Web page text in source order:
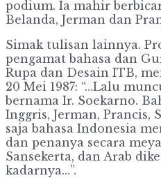
podium. Ia mahir
Belanda, Jerman dan
Simak tulisan lainnya.
pengamat bahasa dan
Rupa dan Desain ITB,
20 Mei 1987: “…Lalu
bernama Ir. Soekarno.
Inggris, Jerman, Prancis,
saja bahasa Indonesia
dan penanya secara
Sansekerta, dan Arab
kadarnya…”.